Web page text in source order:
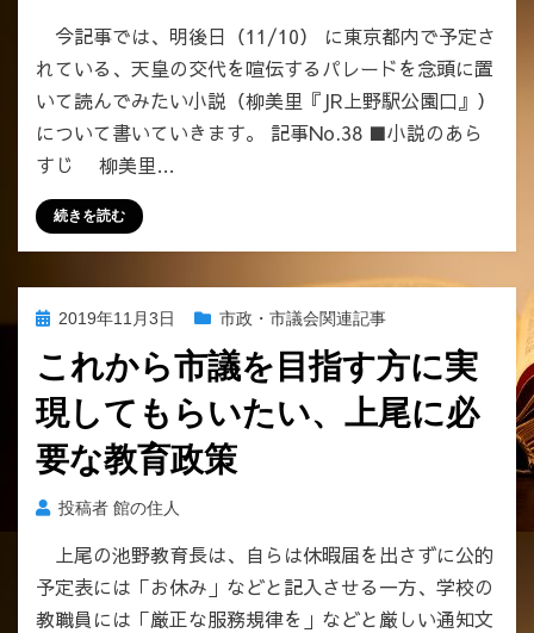
今記事では、明後日（11/10） に東京都内で予定さ
れている、天皇の交代を喧伝するパレードを念頭に置
いて読んでみたい小説（柳美里『JR上野駅公園口』）
について書いていきます。 記事No.38 ■小説のあら
すじ 柳美里…
続きを読む
投
日:
2019年11月3日 市政・市議会関連記事
これから市議を目指す方に実
現してもらいたい、上尾に必
要な教育政策
投稿者 館の住人
上尾の池野教育長は、自らは休暇届を出さずに公的
予定表には「お休み」などと記入させる一方、学校の
教職員には「厳正な服務規律を」などと厳しい通知文